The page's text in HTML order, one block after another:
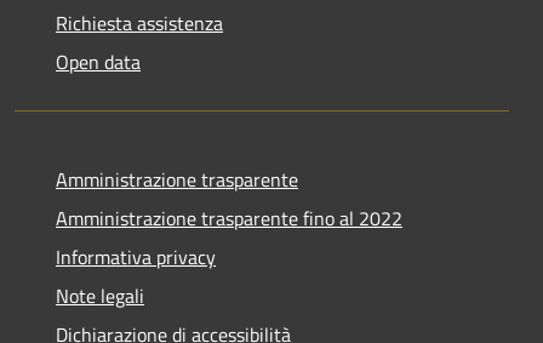
Richiesta assistenza
Open data
Amministrazione trasparente
Amministrazione trasparente fino al 2022
Informativa privacy
Note legali
Dichiarazione di accessibilità